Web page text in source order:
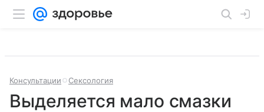
Консультации Сексология
Выделяется мало смазки